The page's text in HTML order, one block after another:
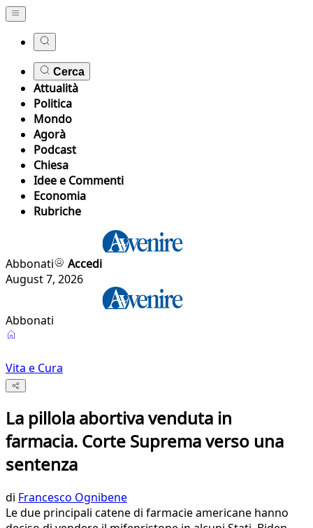
Cerca
Attualità
Politica
Mondo
Agorà
Podcast
Chiesa
Idee e Commenti
Economia
Rubriche
Abbonati
Accedi
August 7, 2026
Abbonati
Vita e Cura
La pillola abortiva venduta in
farmacia. Corte Suprema verso una
sentenza
di Francesco Ognibene
Le due principali catene di farmacie americane hanno